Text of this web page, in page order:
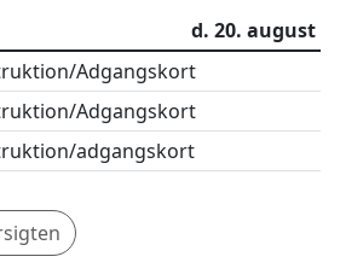
d. 20. august
Adgangskort
Adgangskort
adgangskort